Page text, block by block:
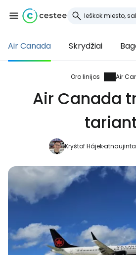
Air Canada Skrydžiai
Oro linijos Air
Air Canada
Kryštof Hájekatnaujinta
Prisijunkite
Cestee
... pasaulinė kelionių
Tęsti su